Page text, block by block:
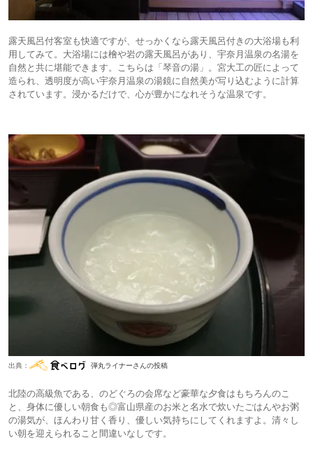
露天風呂付客室も快適ですが、せっかくなら露天風呂付きの大浴場も利
用してみて。大浴場には檜や岩の露天風呂があり、宇奈月温泉の名湯を
自然と共に堪能できます。こちらは「琴音の湯」。宮大工の匠によって
造られ、透明度が高い宇奈月温泉の湯鏡に自然美が写り込むように計算
されています。浸かるだけで、心が豊かになれそうな温泉です。
出典： 弾丸ライナーさんの投稿
北陸の高級魚である、のどぐろの会席など豪華な夕食はもちろんのこ
と、身体に優しい朝食も◎富山県産のお米と名水で炊いたごはんやお粥
の湯気が、ほんわり甘く香り、優しい気持ちにしてくれますよ。清々し
い朝を迎えられること間違いなしです。